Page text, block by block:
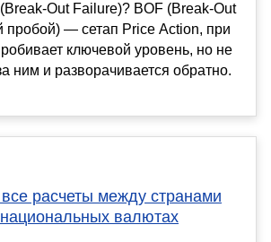
Out Failure)? BOF (Break-Out
пробой) — сетап Price Action, при
ключевой уровень, но не
ним и разворачивается обратно.
расчеты между странами
валютах